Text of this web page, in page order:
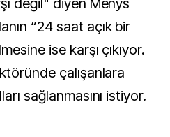
değil" diyen Menys
“24 saat açık bir
ise karşı çıkıyor.
çalışanlara
sağlanmasını istiyor.